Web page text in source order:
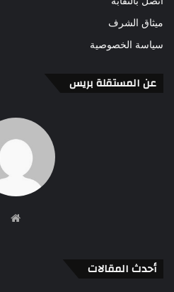
ميثاق الشرف
سياسة الخصوصية
عن المستقلة بريس
أحدث المقالات